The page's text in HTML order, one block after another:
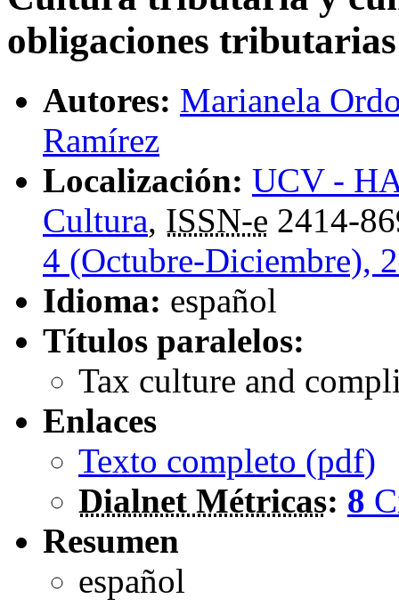
obligaciones tributarias
Autores: Marianela
Ramírez
Localización: UCV -
Cultura, ISSN-e 2414-
4 (Octubre-Diciembre),
Idioma: español
Títulos paralelos:
Tax culture and
Enlaces
Texto completo (pdf)
Dialnet Métricas: 8
Resumen
español